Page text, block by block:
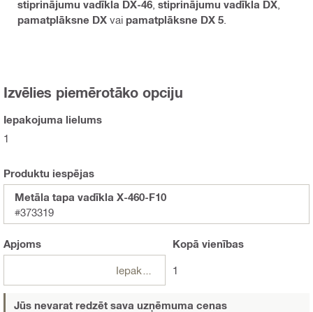
stiprinājumu vadīkla DX-46 stiprinājumu vadīkla DX
pamatplāksne DX vai pamatplāksne DX 5
Izvēlies piemērotāko opciju
Iepakojuma lielums
1
Produktu iespējas
Metāla tapa vadīkla X-460-F10
#373319
Apjoms Kopā vienības
1
Jūs nevarat redzēt sava uzņēmuma cenas